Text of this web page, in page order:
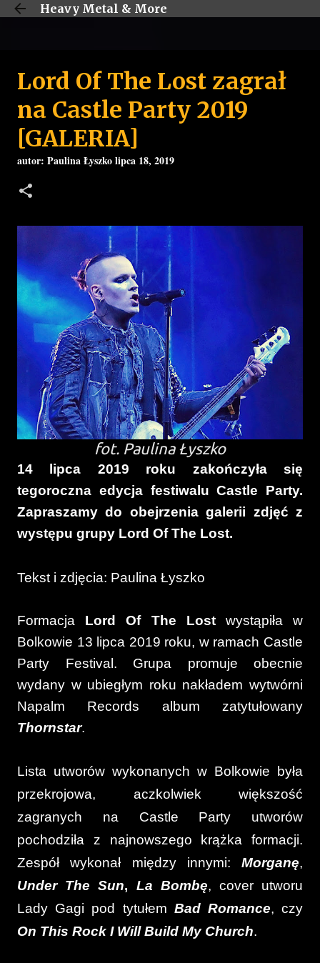
Przejdź do głównej zawartości
Heavy Metal & More
Lord Of The Lost zagrał
na Castle Party 2019
[GALERIA]
autor: Paulina Łyszkolipca 18, 2019
fot. Paulina Łyszko
14 lipca 2019 roku zakończyła się
tegoroczna edycja festiwalu Castle Party.
Zapraszamy do obejrzenia galerii zdjęć z
występu grupy Lord Of The Lost.
Tekst i zdjęcia: Paulina Łyszko
Formacja Lord Of The Lost wystąpiła w
Bolkowie 13 lipca 2019 roku, w ramach Castle
Party Festival. Grupa promuje obecnie
wydany w ubiegłym roku nakładem wytwórni
Napalm Records album zatytułowany
Thornstar.
Lista utworów wykonanych w Bolkowie była
przekrojowa, aczkolwiek większość
zagranych na Castle Party utworów
pochodziła z najnowszego krążka formacji.
Zespół wykonał między innymi: Morganę,
Under The Sun, La Bombę, cover utworu
Lady Gagi pod tytułem Bad Romance, czy
On This Rock I Will Build My Church.